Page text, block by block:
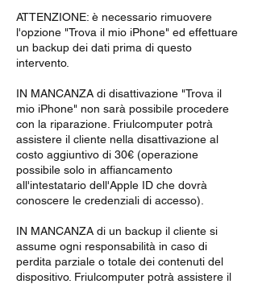
ATTENZIONE: è necessario rimuovere
l'opzione "Trova il mio iPhone" ed effettuare
un backup dei dati prima di questo
intervento.
IN MANCANZA di disattivazione "Trova il
mio iPhone" non sarà possibile procedere
con la riparazione. Friulcomputer potrà
assistere il cliente nella disattivazione al
costo aggiuntivo di 30€ (operazione
possibile solo in affiancamento
all'intestatario dell'Apple ID che dovrà
conoscere le credenziali di accesso).
IN MANCANZA di un backup il cliente si
assume ogni responsabilità in caso di
perdita parziale o totale dei contenuti del
dispositivo. Friulcomputer potrà assistere il